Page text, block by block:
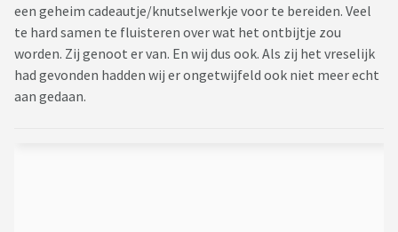
een geheim cadeautje/knutselwerkje voor te bereiden. Veel
te hard samen te fluisteren over wat het ontbijtje zou
worden. Zij genoot er van. En wij dus ook. Als zij het vreselijk
had gevonden hadden wij er ongetwijfeld ook niet meer echt
aan gedaan.